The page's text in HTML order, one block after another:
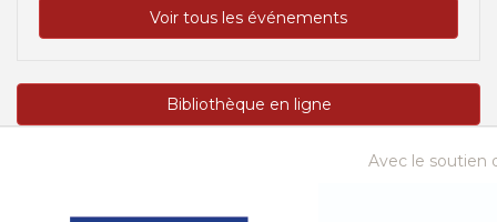
Voir tous les événements
Bibliothèque en ligne
Avec le soutien